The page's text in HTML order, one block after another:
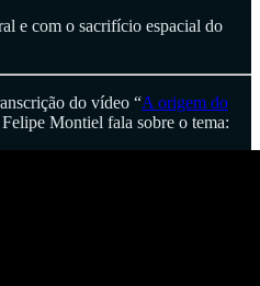
e com o sacrifício espacial do
do vídeo “A origem do
Montiel fala sobre o tema: